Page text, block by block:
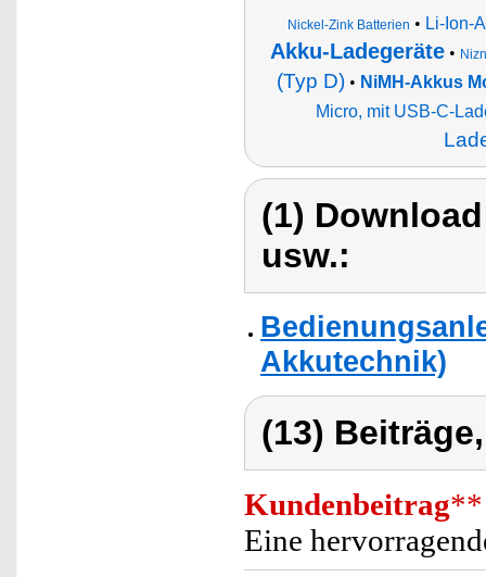
Nickel-Zink Batterien • Li-Ion-
Akku-Ladegeräte•
(Typ D) • NiMH-Akkus
Micro, mit USB-C-
(1)
usw.:
Akkutechnik)
(13)
Kundenbeitrag**
Eine